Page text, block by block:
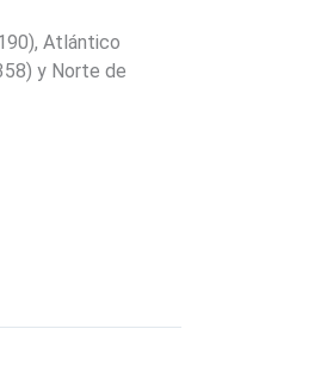
Atlántico
y Norte de